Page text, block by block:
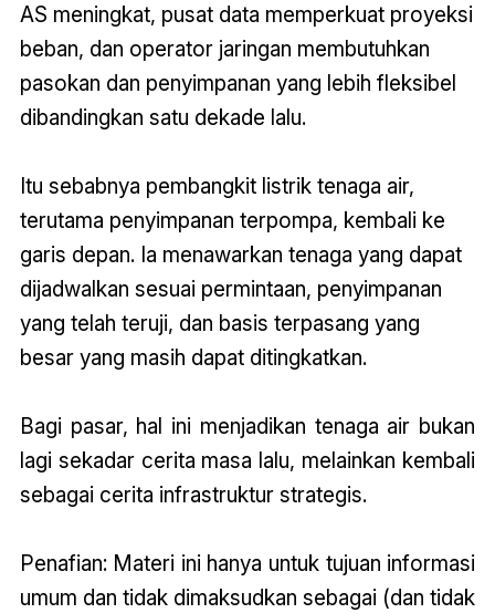
AS meningkat, pusat data memperkuat proyeksi
beban, dan operator jaringan membutuhkan
pasokan dan penyimpanan yang lebih fleksibel
dibandingkan satu dekade lalu.
Itu sebabnya pembangkit listrik tenaga air,
terutama penyimpanan terpompa, kembali ke
garis depan. Ia menawarkan tenaga yang dapat
dijadwalkan sesuai permintaan, penyimpanan
yang telah teruji, dan basis terpasang yang
besar yang masih dapat ditingkatkan.
Bagi pasar, hal ini menjadikan tenaga air bukan
lagi sekadar cerita masa lalu, melainkan kembali
sebagai cerita infrastruktur strategis.
Penafian: Materi ini hanya untuk tujuan informasi
umum dan tidak dimaksudkan sebagai (dan tidak